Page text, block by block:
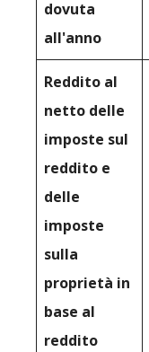
dovuta
all'anno
Reddito al
netto delle
imposte sul
reddito e
delle
imposte
sulla
proprietà in
base al
reddito